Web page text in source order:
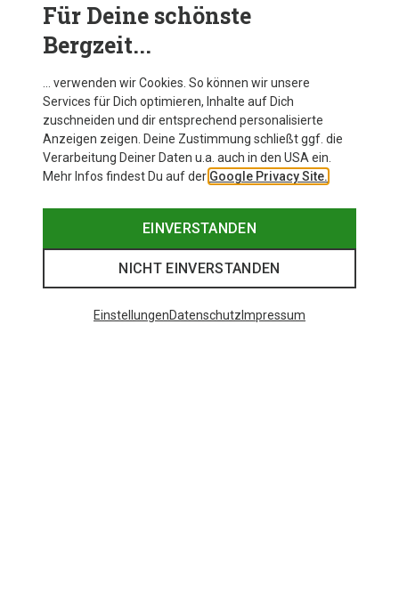
Zur Produktseite
Für Deine schönste
Bergzeit...
… verwenden wir Cookies. So können wir unsere
Services für Dich optimieren, Inhalte auf Dich
zuschneiden und dir entsprechend personalisierte
Anzeigen zeigen. Deine Zustimmung schließt ggf. die
Verarbeitung Deiner Daten u.a. auch in den USA ein.
Mehr Infos findest Du auf der Google Privacy Site.
EINVERSTANDEN
NICHT EINVERSTANDEN
EinstellungenDatenschutz Impressum